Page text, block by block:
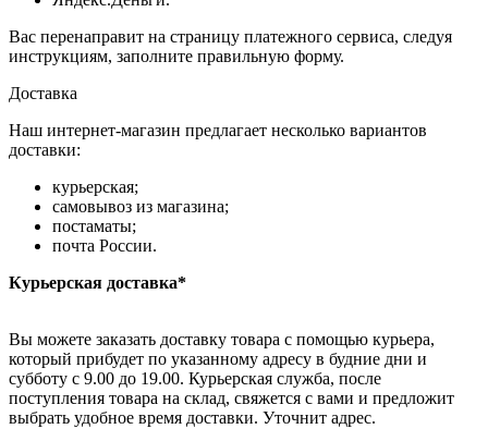
Вас перенаправит на страницу платежного сервиса, следуя
инструкциям, заполните правильную форму.
Доставка
Наш интернет-магазин предлагает несколько вариантов
доставки:
курьерская;
самовывоз из магазина;
постаматы;
почта России.
Курьерская доставка*
Вы можете заказать доставку товара с помощью курьера,
который прибудет по указанному адресу в будние дни и
субботу с 9.00 до 19.00. Курьерская служба, после
поступления товара на склад, свяжется с вами и предложит
выбрать удобное время доставки. Уточнит адрес.